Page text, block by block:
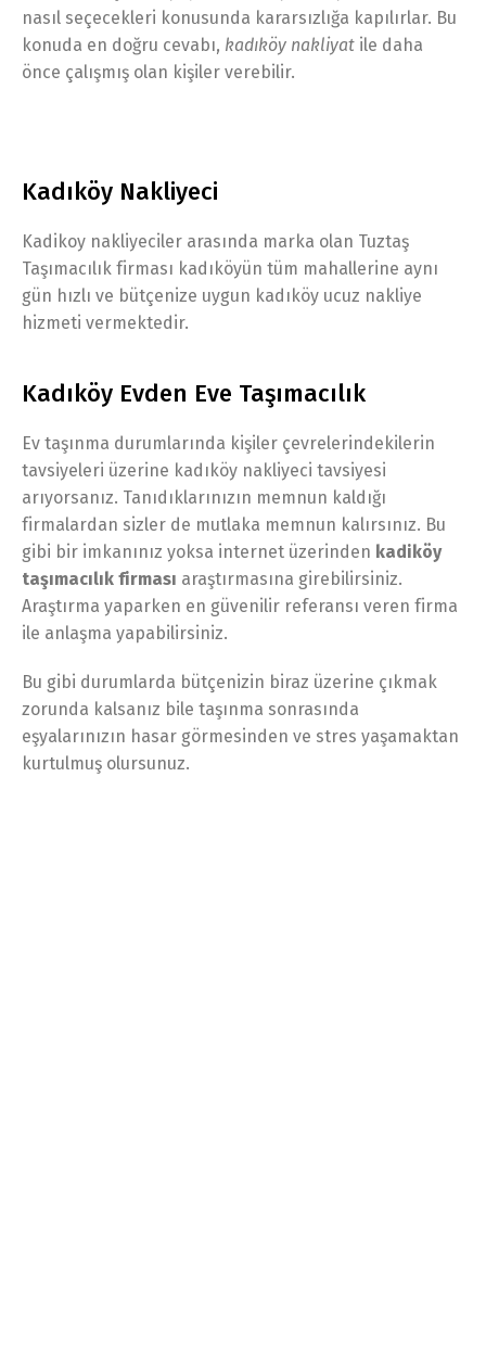
nasıl seçecekleri konusunda kararsızlığa kapılırlar. Bu
konuda en doğru cevabı, kadıköy nakliyat ile daha
önce çalışmış olan kişiler verebilir.
Kadıköy Nakliyeci
Kadikoy nakliyeciler arasında marka olan Tuztaş
Taşımacılık firması kadıköyün tüm mahallerine aynı
gün hızlı ve bütçenize uygun kadıköy ucuz nakliye
hizmeti vermektedir.
Kadıköy Evden Eve Taşımacılık
Ev taşınma durumlarında kişiler çevrelerindekilerin
tavsiyeleri üzerine kadıköy nakliyeci tavsiyesi
arıyorsanız. Tanıdıklarınızın memnun kaldığı
firmalardan sizler de mutlaka memnun kalırsınız. Bu
gibi bir imkanınız yoksa internet üzerinden kadiköy
taşımacılık firması araştırmasına girebilirsiniz.
Araştırma yaparken en güvenilir referansı veren firma
ile anlaşma yapabilirsiniz.
Bu gibi durumlarda bütçenizin biraz üzerine çıkmak
zorunda kalsanız bile taşınma sonrasında
eşyalarınızın hasar görmesinden ve stres yaşamaktan
kurtulmuş olursunuz.